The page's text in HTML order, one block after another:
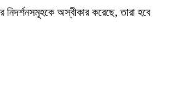
অস্বীকার করেছে, তারা হবে